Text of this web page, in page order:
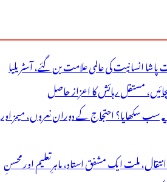
انسانیت کی عالمی علامت بن گئے، آسٹریلیا
مستقل رہائش کا اعزاز حاصل
سکھایا؟ احتجاج کے دوران نعروں، میمز اور
انتقال، ملت ایک مشفق استاد، ماہرِتعلیم اور محسنِ